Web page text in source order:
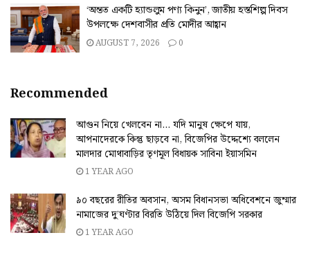
‘অন্তত একটি হ্যান্ডলুম পণ্য কিনুন’, জাতীয় হস্তশিল্প দিবস
উপলক্ষে দেশবাসীর প্রতি মোদীর আহ্বান
AUGUST 7, 2026 0
Recommended
আগুন নিয়ে খেলবেন না… যদি মানুষ ক্ষেপে যায়,
আপনাদেরকে কিন্তু ছাড়বে না, বিজেপির উদ্দেশ্যে বললেন
মালদার মোথাবাড়ির তৃণমূল বিধায়ক সাবিনা ইয়াসমিন
1 YEAR AGO
৯০ বছরের রীতির অবসান, অসম বিধানসভা অধিবেশনে জুম্মার
নামাজের দু’ঘণ্টার বিরতি উঠিয়ে দিল বিজেপি সরকার
1 YEAR AGO